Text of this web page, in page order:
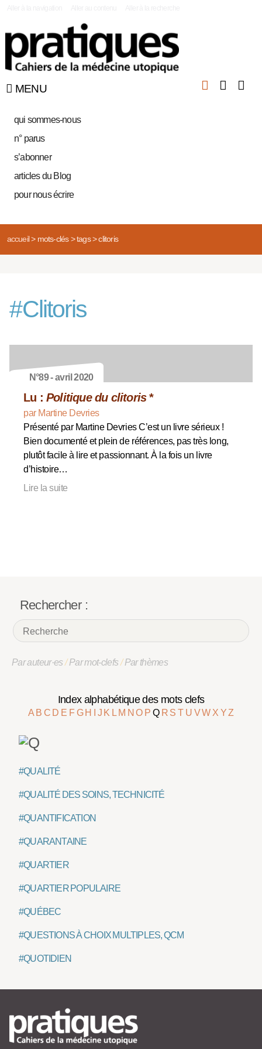
MENU
qui sommes-nous
n° parus
s’abonner
articles du Blog
pour nous écrire
accueil> mots-clés> tags> clitoris
#Clitoris
N°89 - avril 2020
Lu : Politique du clitoris*
par Martine Devries
Présenté par Martine Devries C’est un livre sérieux !
Bien documenté et plein de références, pas très long,
plutôt facile à lire et passionnant. À la fois un livre
d’histoire…
Lire la suite
Rechercher :
Par auteur·es/Par mot-clefs/Par thèmes
Index alphabétique des mots clefs
A B C D E F G H J K L M NO P Q R ST U VW X YZ
#QUALITÉ
#QUALITÉ DES SOINS, TECHNICITÉ
#QUANTIFICATION
#QUARANTAINE
#QUARTIER
#QUARTIER POPULAIRE
#QUÉBEC
#QUESTIONS À CHOIX MULTIPLES, QCM
#QUOTIDIEN